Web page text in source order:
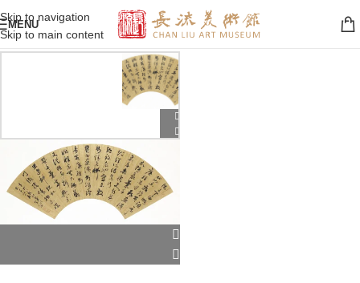
Skip to navigation
Skip to main content
MENU